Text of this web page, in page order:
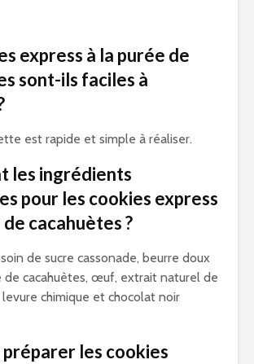
express à la purée de
sont-ils faciles à
est rapide et simple à réaliser.
les ingrédients
pour les cookies express
cacahuètes ?
de sucre cassonade, beurre doux
de cacahuètes, œuf, extrait naturel de
chimique et chocolat noir
préparer les cookies